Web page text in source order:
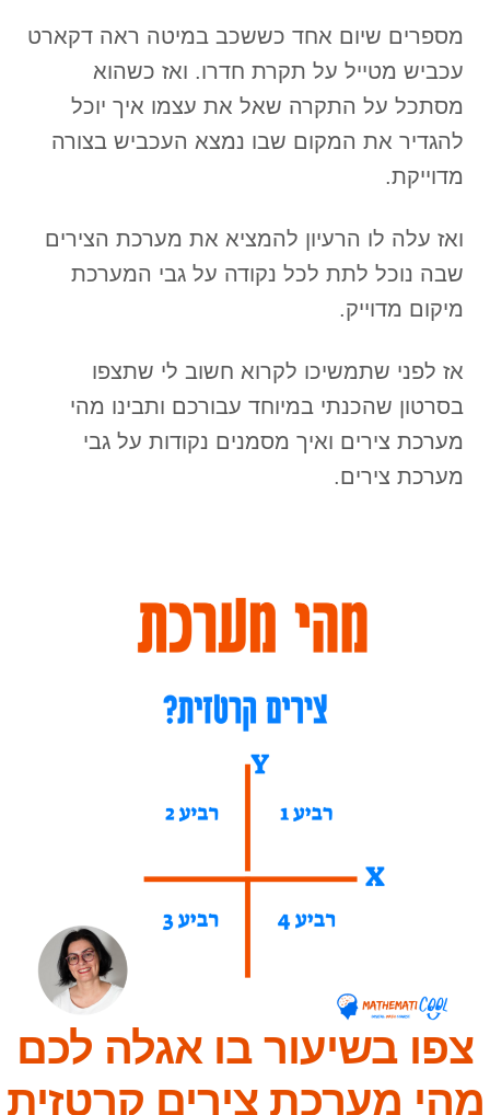
מספרים שיום אחד כששכב במיטה ראה דקארט
עכביש מטייל על תקרת חדרו. ואז כשהוא
מסתכל על התקרה שאל את עצמו איך יוכל
להגדיר את המקום שבו נמצא העכביש בצורה
מדוייקת.
ואז עלה לו הרעיון להמציא את מערכת הצירים
שבה נוכל לתת לכל נקודה על גבי המערכת
מיקום מדוייק.
אז לפני שתמשיכו לקרוא חשוב לי שתצפו
בסרטון שהכנתי במיוחד עבורכם ותבינו מהי
מערכת צירים ואיך מסמנים נקודות על גבי
מערכת צירים.
צפו בשיעור בו אגלה לכם
מהי מערכת צירים קרטזית